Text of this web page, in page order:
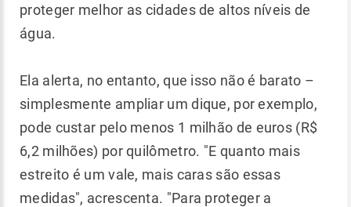
proteger melhor as cidades de altos níveis de
água.
Ela alerta, no entanto, que isso não é barato –
simplesmente ampliar um dique, por exemplo,
pode custar pelo menos 1 milhão de euros (R$
6,2 milhões) por quilômetro. "E quanto mais
estreito é um vale, mais caras são essas
medidas", acrescenta. "Para proteger a